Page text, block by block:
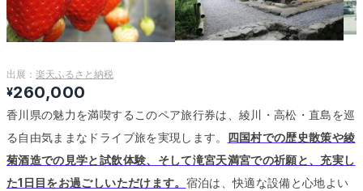
出展： 楽天ふるさと納税
¥260,000
香川県の魅力を満喫するこのペア旅行券は、綾川・高松・直島を巡
る自由気ままなドライブ旅を実現します。 四国村での歴史散策や綾
菊酒造での見学と試飲体験、そして滝宮天満宮での祈願と、充実し
た1日目をお過ごしいただけます。 宿泊は、快適な設備と心地よい